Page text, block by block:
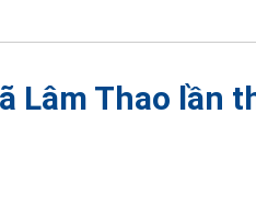
Lâm Thao lần